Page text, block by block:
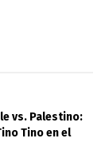
vs. Palestino:
Tino en el